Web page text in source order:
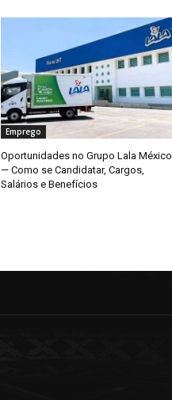
Emprego
Oportunidades no Grupo Lala México
— Como se Candidatar, Cargos,
Salários e Benefícios